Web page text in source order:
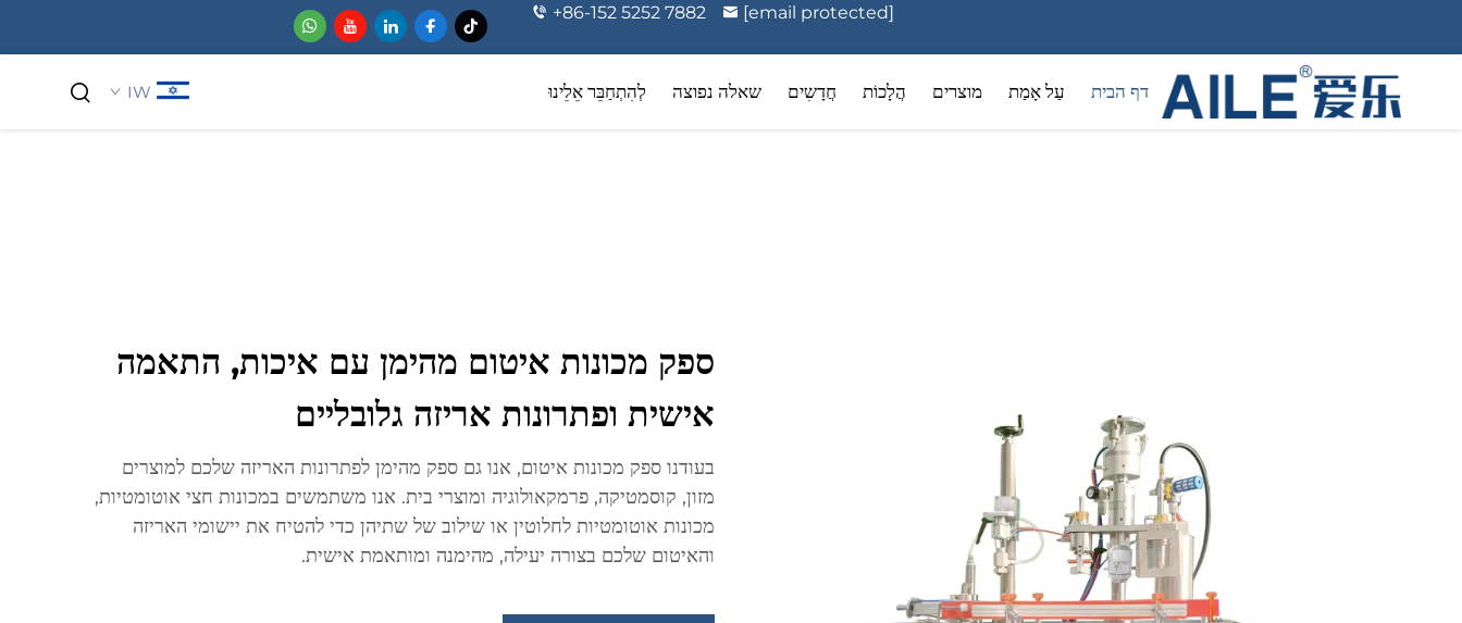
+86-152 5252 7882 [email protected]
דף הבית עַל אָמַת מוצרים הֲלָכוֹת חֲדָשִים שאלה נפוצה לְהִתְחַבֵּר אֵלֵינוּ IW
ספק מכונות איטום מהימן עם איכות, התאמה
אישית ופתרונות אריזה גלובליים
בעודנו ספק מכונות איטום, אנו גם ספק מהימן לפתרונות האריזה שלכם למוצרים
מזון, קוסמטיקה, פרמקאולוגיה ומוצרי בית. אנו משתמשים במכונות חצי אוטומטיות,
מכונות אוטומטיות לחלוטין או שילוב של שתיהן כדי להטיח את יישומי האריזה
והאיטום שלכם בצורה יעילה, מהימנה ומותאמת אישית.